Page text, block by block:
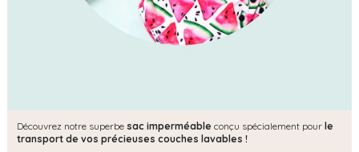
Découvrez notre superbe sac imperméable conçu spécialement pour le
transport de vos précieuses couches lavables !